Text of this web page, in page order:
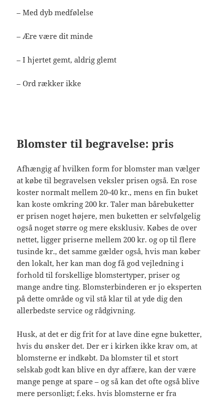
– Med dyb medfølelse
– Ære være dit minde
– I hjertet gemt, aldrig glemt
– Ord rækker ikke
Blomster til begravelse: pris
Afhængig af hvilken form for blomster man vælger
at købe til begravelsen veksler prisen også. En rose
koster normalt mellem 20-40 kr., mens en fin buket
kan koste omkring 200 kr. Taler man bårebuketter
er prisen noget højere, men buketten er selvfølgelig
også noget større og mere eksklusiv. Købes de over
nettet, ligger priserne mellem 200 kr. og op til flere
tusinde kr., det samme gælder også, hvis man køber
den lokalt, her kan man dog få god vejledning i
forhold til forskellige blomstertyper, priser og
mange andre ting. Blomsterbinderen er jo eksperten
på dette område og vil stå klar til at yde dig den
allerbedste service og rådgivning.
Husk, at det er dig frit for at lave dine egne buketter,
hvis du ønsker det. Der er i kirken ikke krav om, at
blomsterne er indkøbt. Da blomster til et stort
selskab godt kan blive en dyr affære, kan der være
mange penge at spare – og så kan det ofte også blive
mere personligt; f.eks. hvis blomsterne er fra